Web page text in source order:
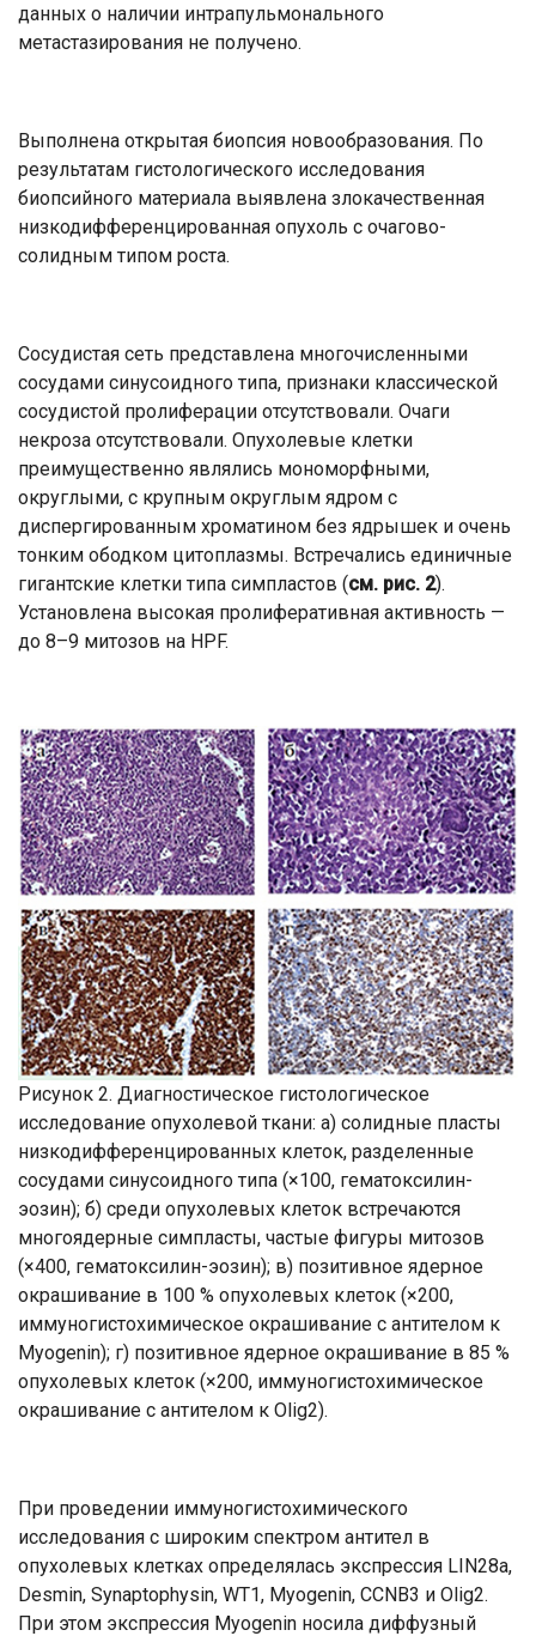
данных о наличии интрапульмонального
метастазирования не получено.
Выполнена открытая биопсия новообразования. По
результатам гистологического исследования
биопсийного материала выявлена злокачественная
низкодифференцированная опухоль с очагово-
солидным типом роста.
Сосудистая сеть представлена многочисленными
сосудами синусоидного типа, признаки классической
сосудистой пролиферации отсутствовали. Очаги
некроза отсутствовали. Опухолевые клетки
преимущественно являлись мономорфными,
округлыми, с крупным округлым ядром с
диспергированным хроматином без ядрышек и очень
тонким ободком цитоплазмы. Встречались единичные
гигантские клетки типа симпластов (см. рис. 2).
Установлена высокая пролиферативная активность —
до 8–9 митозов на HPF.
Рисунок 2. Диагностическое гистологическое
исследование опухолевой ткани: а) солидные пласты
низкодифференцированных клеток, разделенные
сосудами синусоидного типа (×100, гематоксилин-
эозин); б) среди опухолевых клеток встречаются
многоядерные симпласты, частые фигуры митозов
(×400, гематоксилин-эозин); в) позитивное ядерное
окрашивание в 100 % опухолевых клеток (×200,
иммуногистохимическое окрашивание с антителом к
Myogenin); г) позитивное ядерное окрашивание в 85 %
опухолевых клеток (×200, иммуногистохимическое
окрашивание с антителом к Olig2).
При проведении иммуногистохимического
исследования с широким спектром антител в
опухолевых клетках определялась экспрессия LIN28a,
Desmin, Synaptophysin, WT1, Myogenin, CCNB3 и Olig2.
При этом экспрессия Myogenin носила диффузный